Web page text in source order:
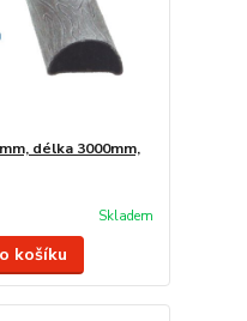
délka 3000mm,
Skladem
košíku